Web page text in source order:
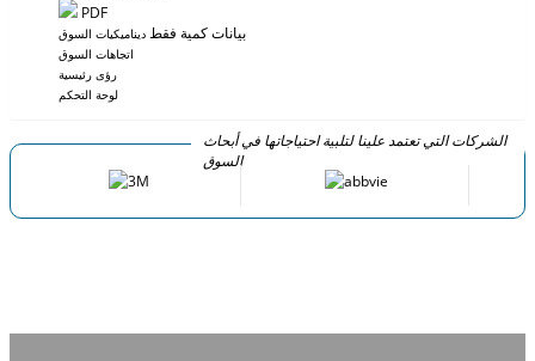
PDF
بيانات كمية فقط ديناميكيات السوق
اتجاهات السوق
رؤى رئيسية
لوحة التحكم
الشركات التي تعتمد علينا لتلبية احتياجاتها في أبحاث
السوق